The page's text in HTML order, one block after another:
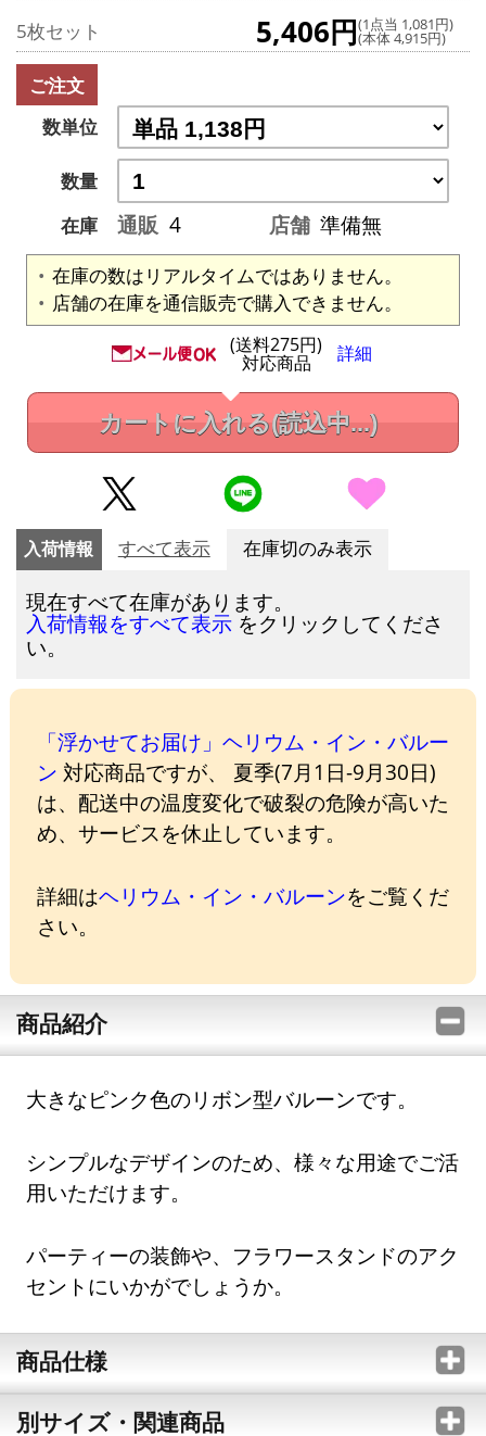
5枚セット 5,406円(1点当 1,081円)
(本体 4,915円)
ご注文
数単位
数量
在庫
通販 4 店舗 準備無
在庫の数はリアルタイムではありません。
店舗の在庫を通信販売で購入できません。
(送料275円)
対応商品 詳細
カートに入れる(読込中...)
入荷情報 すべて表示 在庫切のみ表示
現在すべて在庫があります。
入荷情報をすべて表示 をクリックしてくださ
い。
「浮かせてお届け」ヘリウム・イン・バルー
ン 対応商品ですが、 夏季(7月1日-9月30日)
は、配送中の温度変化で破裂の危険が高いた
め、サービスを休止しています。
詳細はヘリウム・イン・バルーンをご覧くだ
さい。
商品紹介
大きなピンク色のリボン型バルーンです。
シンプルなデザインのため、様々な用途でご活
用いただけます。
パーティーの装飾や、フラワースタンドのアク
セントにいかがでしょうか。
商品仕様
別サイズ・関連商品